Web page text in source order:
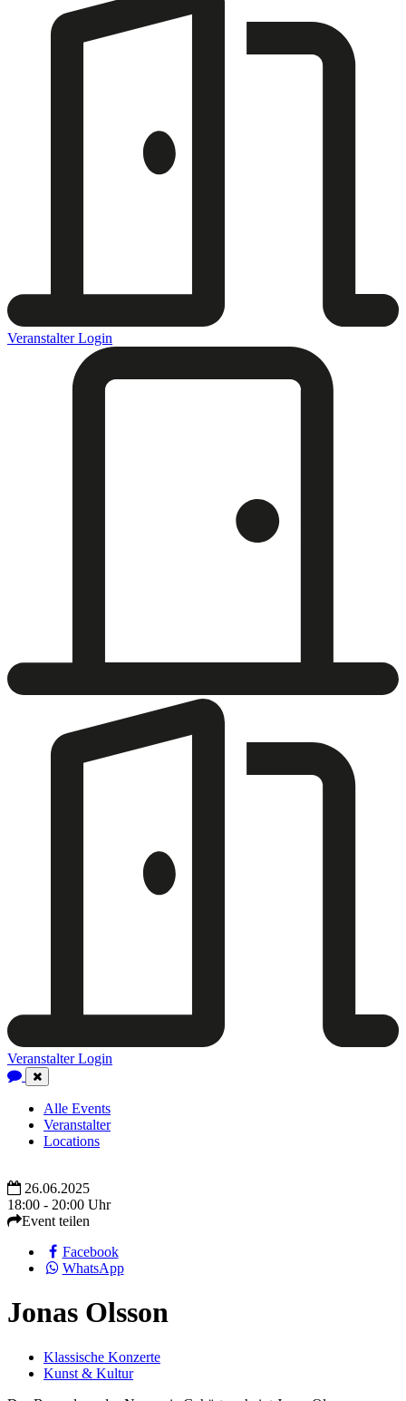
Veranstalter Login
Veranstalter Login
Close
Navigation
Alle Events
Veranstalter
Locations
26.06.2025
18:00 - 20:00 Uhr
Event teilen
Facebook
WhatsApp
Jonas Olsson
Klassische Konzerte
Kunst & Kultur